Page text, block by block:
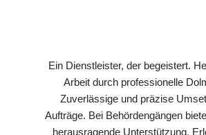
Ein Dienstleister, der begeistert.
Arbeit durch professionelle
Zuverlässige und präzise
Aufträge. Bei Behördengängen
herausragende Unterstützung.